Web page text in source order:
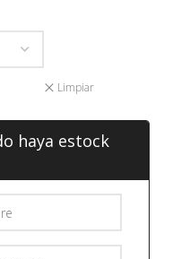
Limpiar
haya estock